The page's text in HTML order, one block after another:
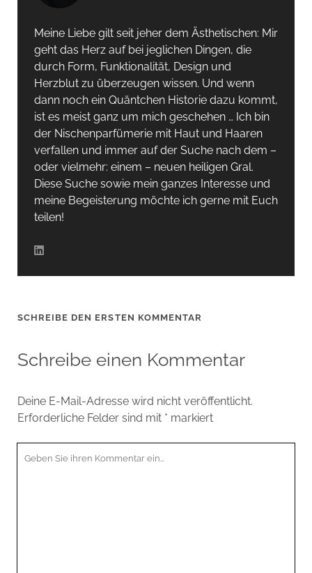
Meine Liebe gilt seit jeher dem Ästhetischen: Mir
geht das Herz auf bei jeglichen Dingen, die
durch Form, Funktionalität, Design und
Herzblut zu überzeugen wissen. Und wenn
dann noch ein Quäntchen Historie dazu kommt,
ist es meist ganz um mich geschehen … Ich bin
der Nischenparfümerie mit Haut und Haaren
verfallen und immer auf der Suche nach dem –
oder vielmehr: einem – neuen heiligen Gral.
Diese Suche sowie mein ganzes Interesse und
meine Begeisterung möchte ich gerne mit Euch
teilen!
SCHREIBE DEN ERSTEN KOMMENTAR
Schreibe einen Kommentar
Deine E-Mail-Adresse wird nicht veröffentlicht.
Erforderliche Felder sind mit * markiert